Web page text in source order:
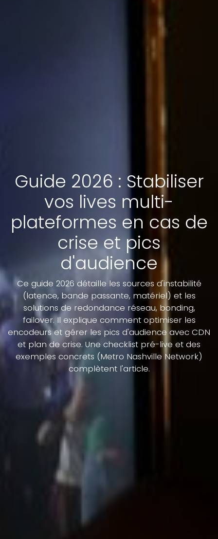
Guide 2026 : Stabiliser
vos lives multi-
plateformes en cas de
crise et pics
d'audience
Ce guide 2026 détaille les sources d'instabilité
(latence, bande passante, matériel) et les
solutions de redondance réseau, bonding,
failover. Il explique comment optimiser les
encodeurs et gérer les pics d'audience avec CDN
et plan de crise. Une checklist pré-live et des
exemples concrets (Metro Nashville Network)
complètent l'article.